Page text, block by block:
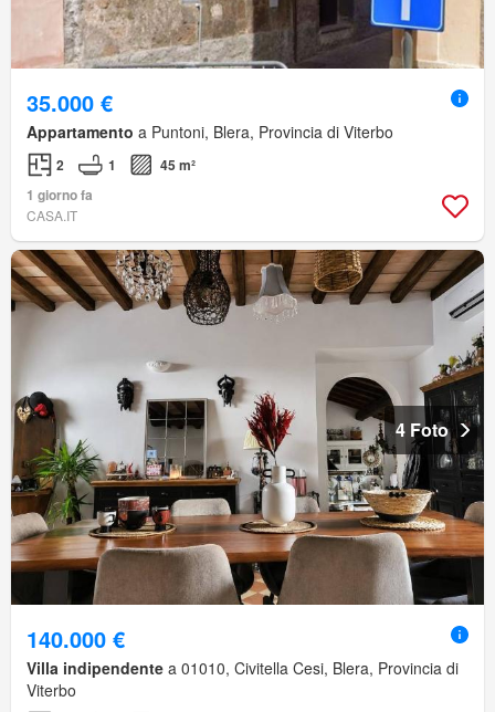
35.000 €
Appartamento a Puntoni, Blera, Provincia di Viterbo
2 1
45 m²
1 giorno fa
CASA.IT
4 Foto
140.000 €
Villa indipendente a 01010, Civitella Cesi, Blera, Provincia di
Viterbo